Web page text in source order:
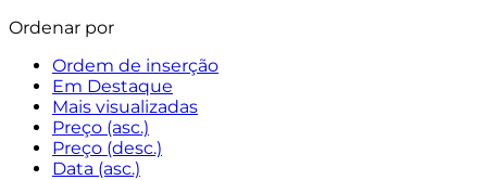
Ordenar por
Ordem de inserção
Em Destaque
Mais visualizadas
Preço (asc.)
Preço (desc.)
Data (asc.)